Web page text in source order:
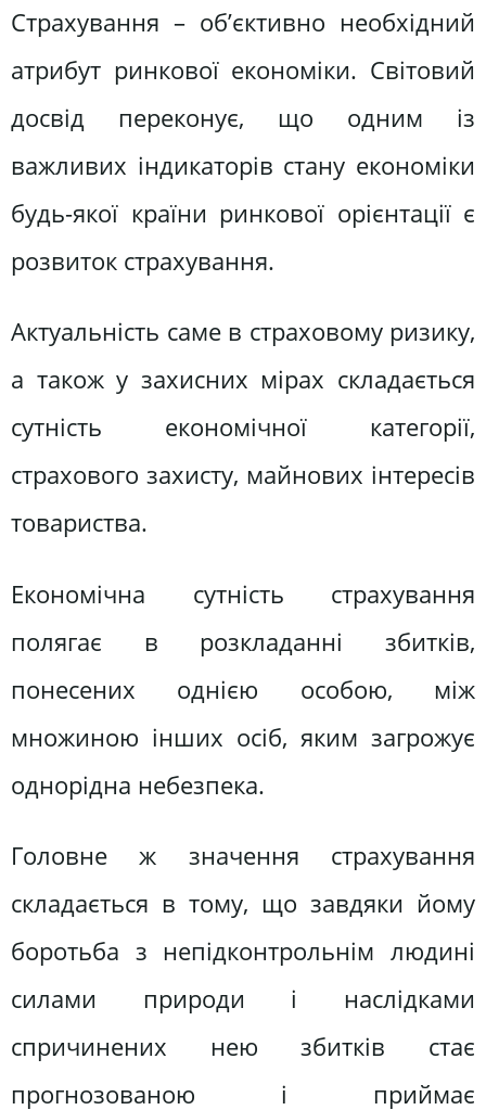
Страхування – об’єктивно необхідний
атрибут ринкової економіки. Світовий
досвід переконує, що одним із
важливих індикаторів стану економіки
будь-якої країни ринкової орієнтації є
розвиток страхування.
Актуальність саме в страховому ризику,
а також у захисних мірах складається
сутність економічної категорії,
страхового захисту, майнових інтересів
товариства.
Економічна сутність страхування
полягає в розкладанні збитків,
понесених однією особою, між
множиною інших осіб, яким загрожує
однорідна небезпека.
Головне ж значення страхування
складається в тому, що завдяки йому
боротьба з непідконтрольнім людині
силами природи і наслідками
спричинених нею збитків стає
прогнозованою і приймає